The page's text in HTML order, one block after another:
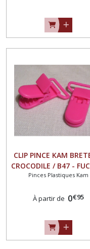
CLIP PINCE KAM
CROCODILE / B47 -
** au choix : 20 ou 25
PLASTIQUE
Pinces Plastiques Kam
À partir de 0€95